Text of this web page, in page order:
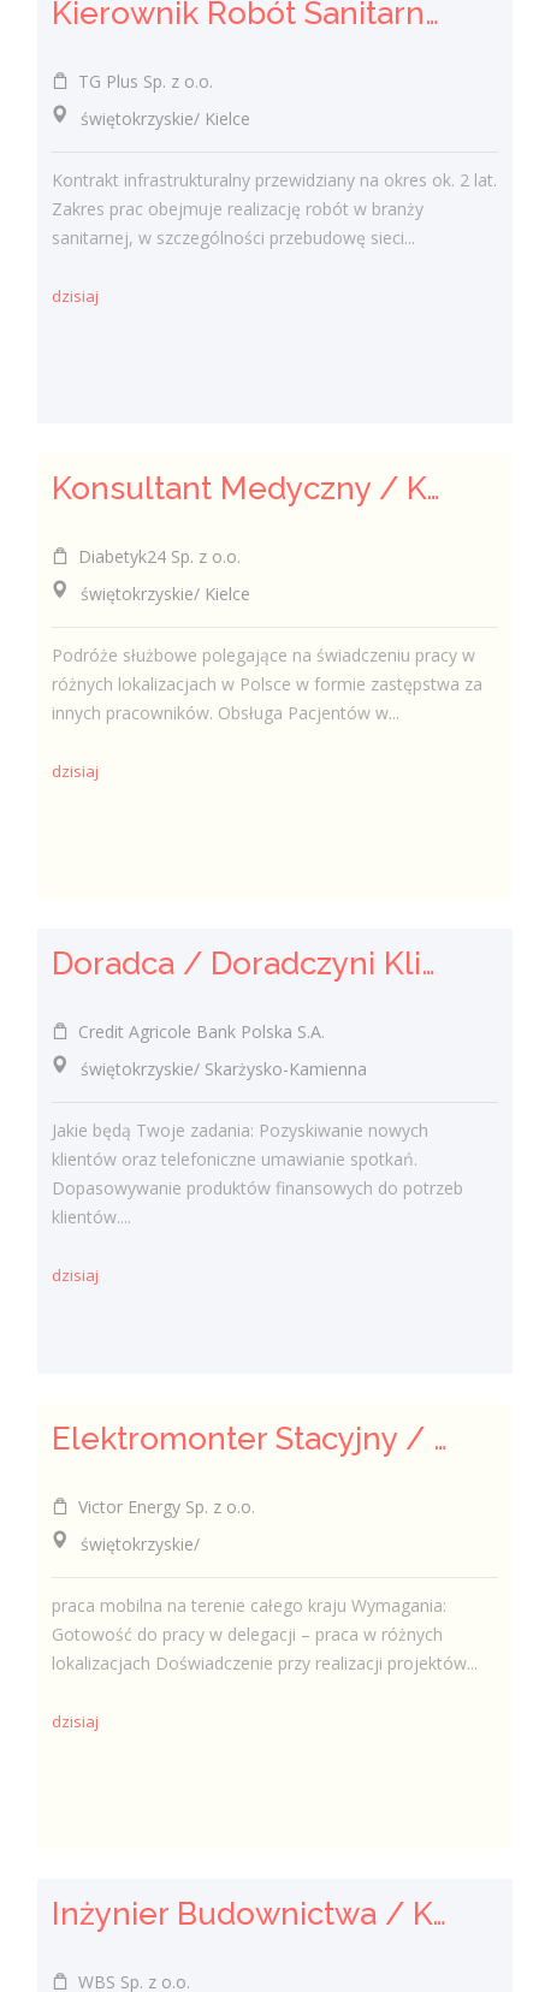
Kierownik Robót Sanitarnych
TG Plus Sp. z o.o.
świętokrzyskie/ Kielce
Kontrakt infrastrukturalny przewidziany na okres ok. 2 lat.
Zakres prac obejmuje realizację robót w branży
sanitarnej, w szczególności przebudowę sieci...
dzisiaj
Konsultant Medyczny / Konsultantka Medyczna w sklepie medycznym (Fizjoterapeuta, Technik farmaceutyczny, Technik ortopeda)
Diabetyk24 Sp. z o.o.
świętokrzyskie/ Kielce
Podróże służbowe polegające na świadczeniu pracy w
różnych lokalizacjach w Polsce w formie zastępstwa za
innych pracowników. Obsługa Pacjentów w...
dzisiaj
Doradca / Doradczyni Klienta
Credit Agricole Bank Polska S.A.
świętokrzyskie/ Skarżysko-Kamienna
Jakie będą Twoje zadania: Pozyskiwanie nowych
klientów oraz telefoniczne umawianie spotkań.
Dopasowywanie produktów finansowych do potrzeb
klientów....
dzisiaj
Elektromonter Stacyjny / Elektromonterka Stacyjna (K/M)
Victor Energy Sp. z o.o.
świętokrzyskie/
praca mobilna na terenie całego kraju Wymagania:
Gotowość do pracy w delegacji – praca w różnych
lokalizacjach Doświadczenie przy realizacji projektów...
dzisiaj
Inżynier Budownictwa / Konstruktor (k/m/n)
WBS Sp. z o.o.